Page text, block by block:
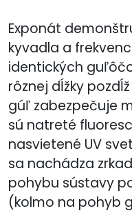
Exponát
kyvadla a
identických
rôznej dĺžky
gúľ zabezpečuje
sú natreté
nasvietené UV
sa nachádza
pohybu sústavy
(kolmo na pohyb